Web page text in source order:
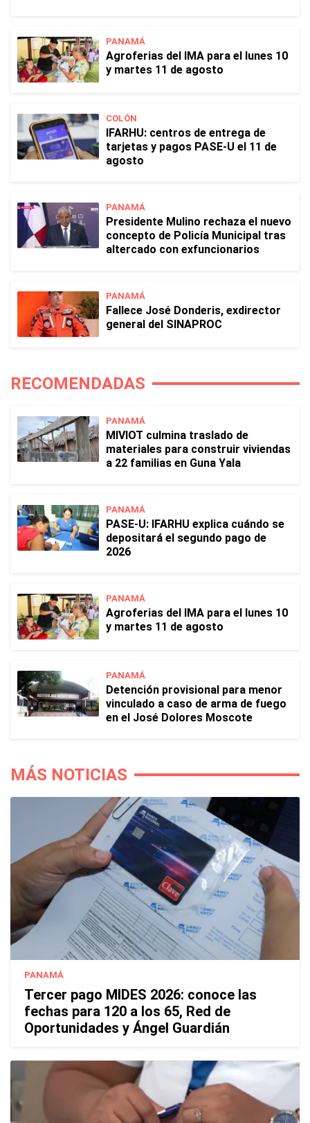
PANAMÁ
Agroferias del IMA para el lunes 10
y martes 11 de agosto
COLÓN
IFARHU: centros de entrega de
tarjetas y pagos PASE-U el 11 de
agosto
PANAMÁ
Presidente Mulino rechaza el nuevo
concepto de Policía Municipal tras
altercado con exfuncionarios
PANAMÁ
Fallece José Donderis, exdirector
general del SINAPROC
RECOMENDADAS
PANAMÁ
MIVIOT culmina traslado de
materiales para construir viviendas
a 22 familias en Guna Yala
PANAMÁ
PASE-U: IFARHU explica cuándo se
depositará el segundo pago de
2026
PANAMÁ
Agroferias del IMA para el lunes 10
y martes 11 de agosto
PANAMÁ
Detención provisional para menor
vinculado a caso de arma de fuego
en el José Dolores Moscote
MÁS NOTICIAS
PANAMÁ
Tercer pago MIDES 2026: conoce las
fechas para 120 a los 65, Red de
Oportunidades y Ángel Guardián